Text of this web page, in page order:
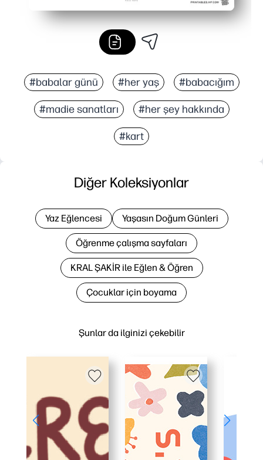
#babalar günü #her yaş #babacığım
#madie sanatları #her şey hakkında
#kart
Şunlar da ilginizi çekebilir
Diğer Koleksiyonlar
Yaz Eğlencesi Yaşasın Doğum Günleri
Öğrenme çalışma sayfaları
KRAL ŞAKİR ile Eğlen & Öğren
Çocuklar için boyama